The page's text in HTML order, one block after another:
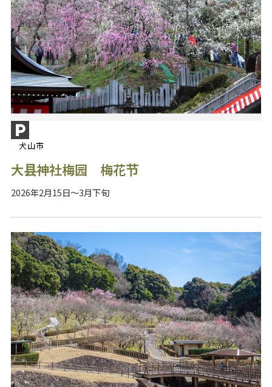
犬山市
大县神社梅园 梅花节
2026年2月15日～3月下旬